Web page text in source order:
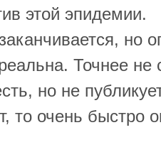
этой эпидемии.
но
Точнее не
но не
то очень быстро